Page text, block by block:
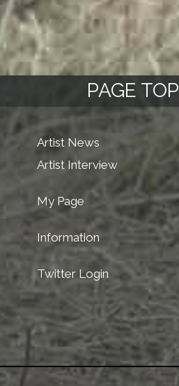
PAGE TOP
Artist News
Artist Interview
My Page
Information
Twitter Login